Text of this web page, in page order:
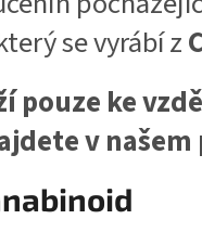
se vyrábí z
pouze ke
v